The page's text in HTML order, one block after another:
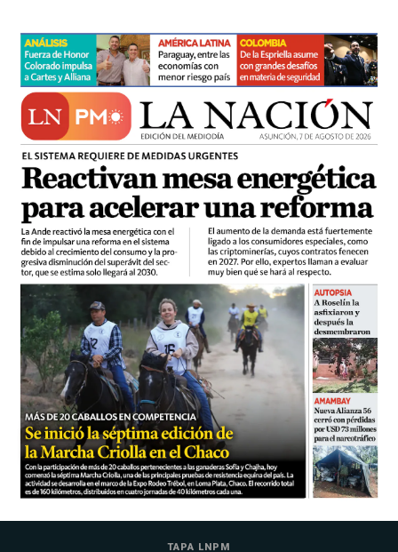
TAPA LNPM